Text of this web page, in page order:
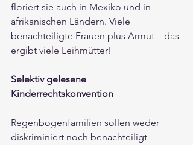
floriert sie auch in Mexiko und in
afrikanischen Ländern. Viele
benachteiligte Frauen plus Armut – das
ergibt viele Leihmütter!
Selektiv gelesene
Kinderrechtskonvention
Regenbogenfamilien sollen weder
diskriminiert noch benachteiligt